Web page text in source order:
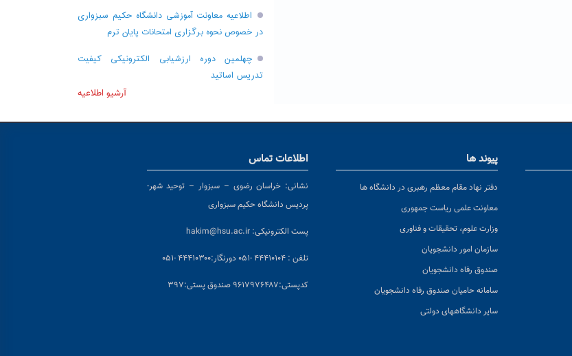
اطلاعیه معاونت آموزشی دانشگاه حکیم سبزواری
در خصوص نحوه برگزاری امتحانات پایان ترم
چهلمین دوره ارزشیابی الکترونیکی کیفیت
تدریس اساتید
آرشیو اطلاعیه
پیوند ها
دفتر نهاد مقام معظم رهبری در دانشگاه ها
معاونت علمی ریاست جمهوری
وزارت علوم، تحقیقات و فناوری
سازمان امور دانشجویان
صندوق رفاه دانشجویان
سامانه حامیان صندوق رفاه دانشجویان
سایر دانشگاههای دولتی
اطلاعات تماس
نشانی: خراسان رضوی – سبزوار – توحید شهر-
پردیس دانشگاه حکیم سبزواری
پست الکترونیکی: hakim@hsu.ac.ir
تلفن : ۴۴۴۱۰۱۰۴ -۰۵۱ دورنگار:۴۴۴۱۰۳۰۰ -۰۵۱
کدپستی:۹۶۱۷۹۷۶۴۸۷ صندوق پستی:۳۹۷